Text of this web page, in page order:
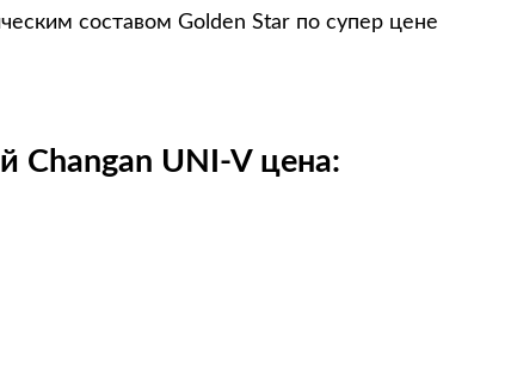
составом Golden Star по супер цене
Changan UNI-V цена: